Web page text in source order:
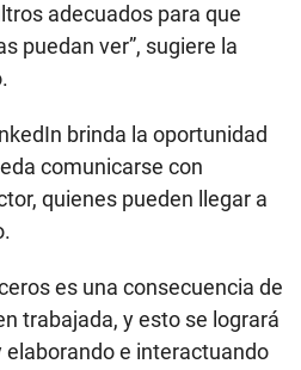
adecuados para que
puedan ver”, sugiere la
brinda la oportunidad
comunicarse con
quienes pueden llegar a
es una consecuencia de
trabajada, y esto se logrará
e interactuando